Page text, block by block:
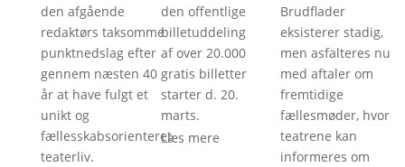
den afgående
redaktørs taksomme
punktnedslag efter
gennem næsten 40
år at have fulgt et
unikt og
fællesskabsorienteret
teaterliv.
den offentlige
billetuddeling
af over 20.000
gratis billetter
starter d. 20.
marts.
Læs mere
Brudflader
eksisterer stadig,
men asfalteres nu
med aftaler om
fremtidige
fællesmøder, hvor
teatrene kan
informeres om